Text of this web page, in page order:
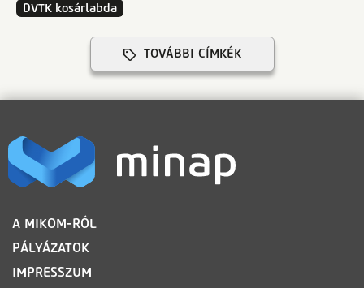
DVTK kosárlabda
TOVÁBBI CÍMKÉK
LÁBLÉC
A MIKOM-RÓL
PÁLYÁZATOK
IMPRESSZUM